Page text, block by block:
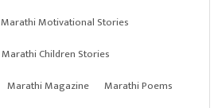
Marathi Motivational Stories
Marathi Children Stories
Marathi Magazine
Marathi Poems